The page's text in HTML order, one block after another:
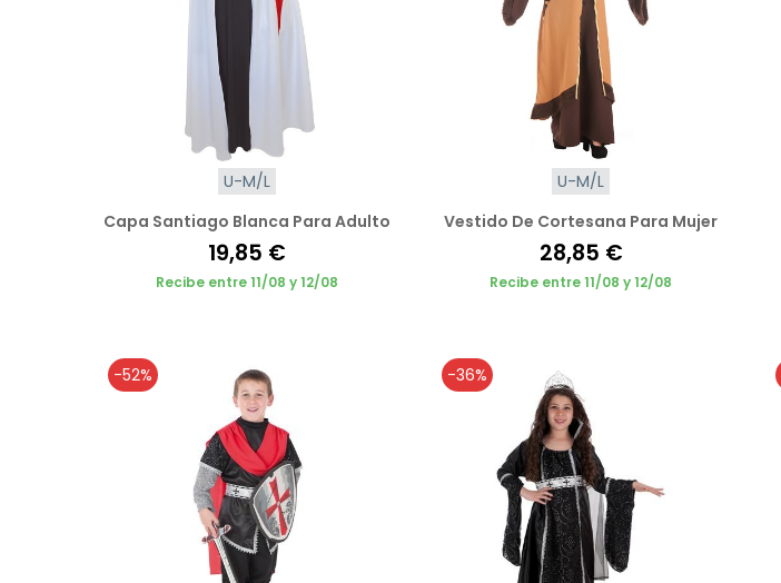
U-M/L
Capa Santiago Blanca Para Adulto
19,85 €
Recibe entre 11/08 y 12/08
U-M/L
Vestido De Cortesana Para Mujer
28,85 €
Recibe entre 11/08 y 12/08
-52% -36%